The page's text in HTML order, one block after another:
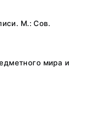
М.: Сов.
мира и